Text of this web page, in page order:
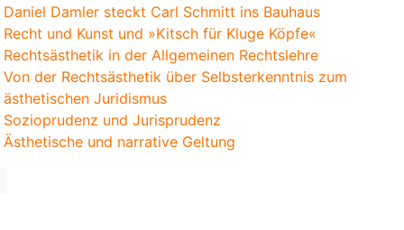
Daniel Damler steckt Carl Schmitt ins Bauhaus
Recht und Kunst und »Kitsch für Kluge Köpfe«
Rechtsästhetik in der Allgemeinen Rechtslehre
Von der Rechtsästhetik über Selbsterkenntnis zum
ästhetischen Juridismus
Sozioprudenz und Jurisprudenz
Ästhetische und narrative Geltung